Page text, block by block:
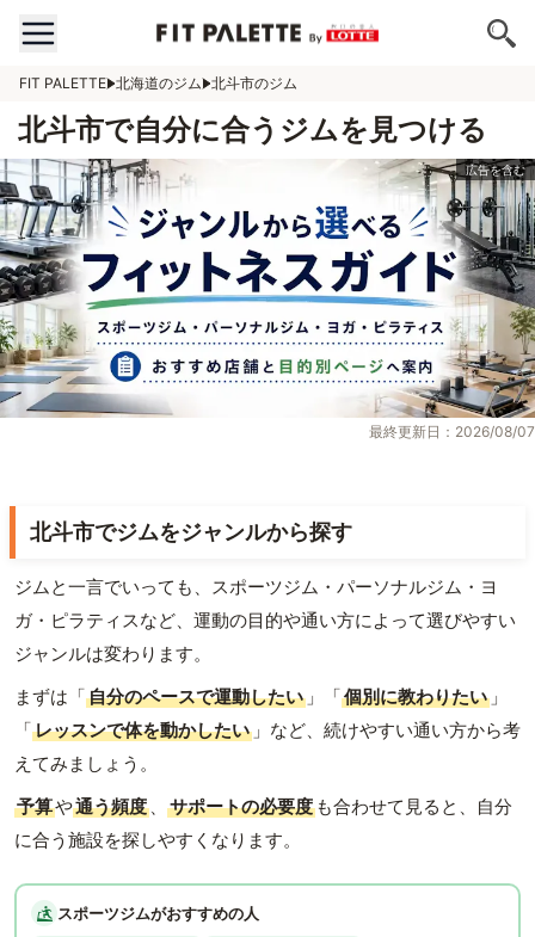
FIT PALETTE 北海道のジム 北斗市のジム
北斗市で自分に合うジムを見つける
最終更新日：2026/08/07
北斗市でジムをジャンルから探す
ジムと一言でいっても、スポーツジム・パーソナルジム・ヨ
ガ・ピラティスなど、運動の目的や通い方によって選びやすい
ジャンルは変わります。
まずは「自分のペースで運動したい 」「個別に教わりたい 」
「レッスンで体を動かしたい 」など、続けやすい通い方から考
えてみましょう。
予算や通う頻度 、 サポートの必要度 も合わせて見ると、自分
に合う施設を探しやすくなります。
スポーツジムがおすすめの人